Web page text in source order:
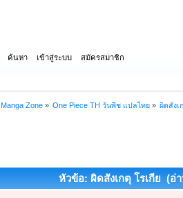
ค้นหา เข้าสู่ระบบ สมัครสมาชิก
Manga Zone» One Piece TH วันพีช แปลไทย» ผิดสังเ
หัวข้อ: ผิดสังเกตุ โรเกีย (อ่